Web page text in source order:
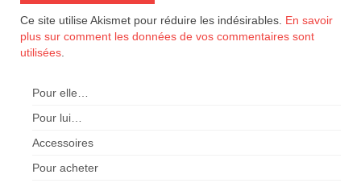
Ce site utilise Akismet pour réduire les indésirables. En savoir
plus sur comment les données de vos commentaires sont
utilisées
Pour elle…
Pour lui…
Accessoires
Pour acheter